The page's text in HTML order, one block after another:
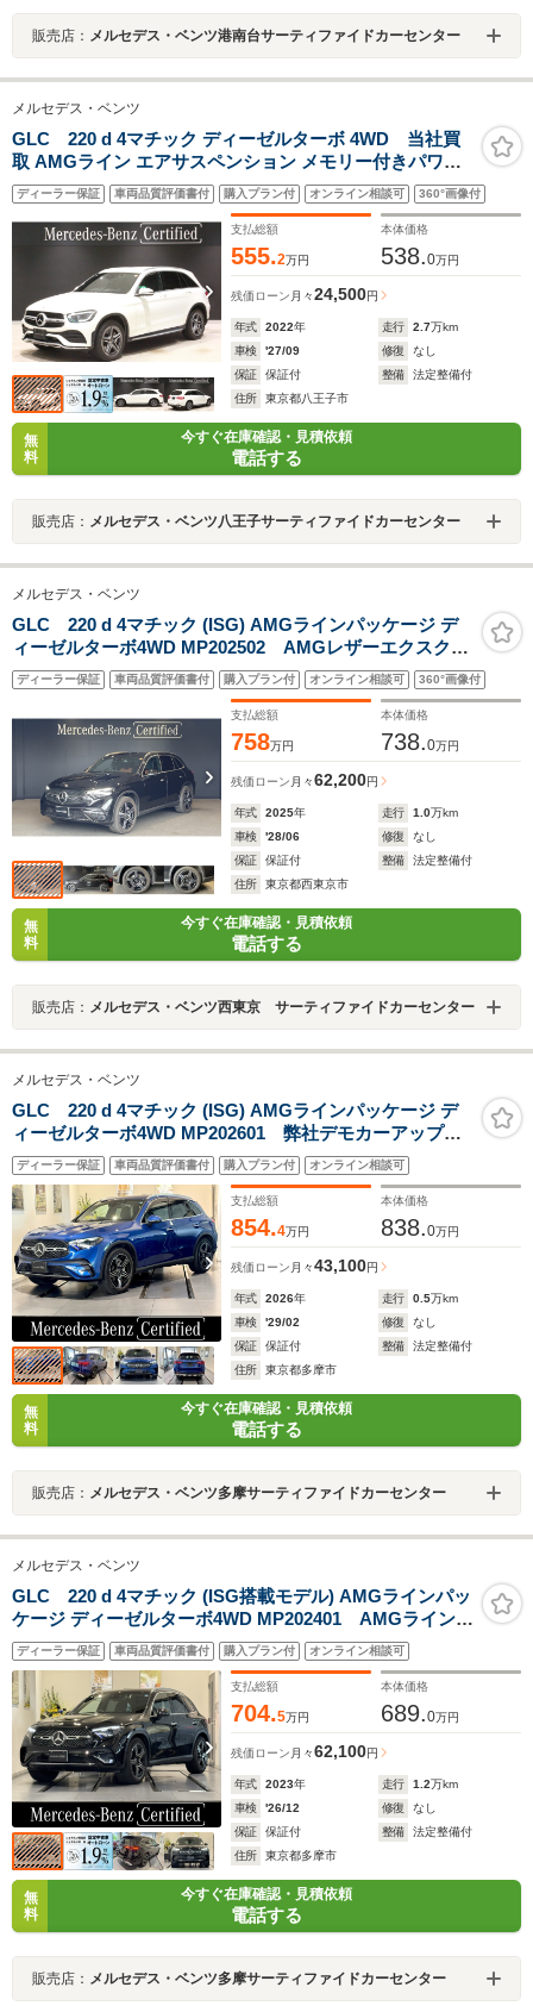
販売店： メルセデス・ベンツ港南台サーティファイドカーセンター
メルセデス・ベンツ
GLC 220 d 4マチック ディーゼルターボ 4WD 当社買
取 AMGライン エアサスペンション メモリー付きパワー
シート 360°カメラ 64色アンビエントライト 前後席シート
ヒーター レーダーセーフティーパッケージ 認定中古車保
証
ディーラー保証 車両品質評価書付 購入プラン付 オンライン相談可 360°画像付
支払総額
555.2万円
本体価格
538.0万円
残価ローン 月々24,500円
年式 2022年 走行 2.7万km
車検
'27/09 修復
なし
保証
保証付 整備
法定整備付
住所
東京都八王子市
無
料
今すぐ在庫確認・見積依頼
電話する
販売店： メルセデス・ベンツ八王子サーティファイドカーセンター
メルセデス・ベンツ
GLC 220 d 4マチック (ISG) AMGラインパッケージ デ
ィーゼルターボ4WD MP202502 AMGレザーエクスクル
ーシブパッケージ ドライバーズパッケージ リア・ア
クスルステアリング アンビエントライト ヘッドアッ
プディスプレイ AIRMATICサスペンション
Brumester3Dサラウンドサウンドシステム
ディーラー保証 車両品質評価書付 購入プラン付 オンライン相談可 360°画像付
支払総額
758万円
本体価格
738.0万円
残価ローン 月々62,200円
年式 2025年 走行 1.0万km
車検
'28/06 修復
なし
保証
保証付 整備
法定整備付
住所
東京都西東京市
無
料
今すぐ在庫確認・見積依頼
電話する
販売店： メルセデス・ベンツ西東京 サーティファイドカーセンター
メルセデス・ベンツ
GLC 220 d 4マチック (ISG) AMGラインパッケージ デ
ィーゼルターボ4WD MP202601 弊社デモカーアップ車
両/AMGレザーエクスクルーシブP ドライバーズP/パノラ
ミックスライディングルーフ/ブルメスター3Dサラウンド/
シートベンチレーター/ステアリングヒーター機能/360度
カメラ/リアアクスルステア
ディーラー保証 車両品質評価書付 購入プラン付 オンライン相談可
支払総額
854.4万円
本体価格
838.0万円
残価ローン 月々43,100円
年式 2026年 走行 0.5万km
車検
'29/02 修復
なし
保証
保証付 整備
法定整備付
住所
東京都多摩市
無
料
今すぐ在庫確認・見積依頼
電話する
販売店： メルセデス・ベンツ多摩サーティファイドカーセンター
メルセデス・ベンツ
GLC 220 d 4マチック (ISG搭載モデル) AMGラインパッ
ケージ ディーゼルターボ4WD MP202401 AMGラインパ
ッケージ/AMGレザーエクスクルーシブパッケージ/ヘッ
ドアップディスプレイ/AGLITY CONTROLサスペンショ
ン/AppleCarPlay・Android Auto/360度カメラ/アンビエ
ントライト64色/純正ドライブレコーダー
ディーラー保証 車両品質評価書付 購入プラン付 オンライン相談可
支払総額
704.5万円
本体価格
689.0万円
残価ローン 月々62,100円
年式 2023年 走行 1.2万km
車検
'26/12 修復
なし
保証
保証付 整備
法定整備付
住所
東京都多摩市
無
料
今すぐ在庫確認・見積依頼
電話する
販売店： メルセデス・ベンツ多摩サーティファイドカーセンター